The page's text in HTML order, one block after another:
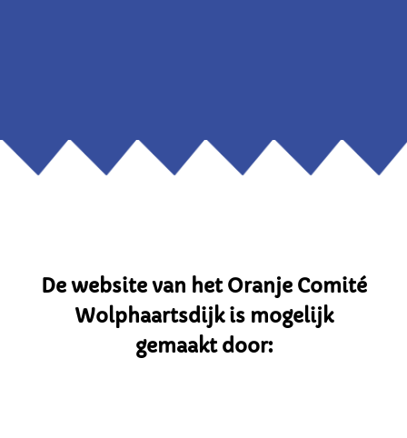
De website van het Oranje Comité
Wolphaartsdijk is mogelijk
gemaakt door: